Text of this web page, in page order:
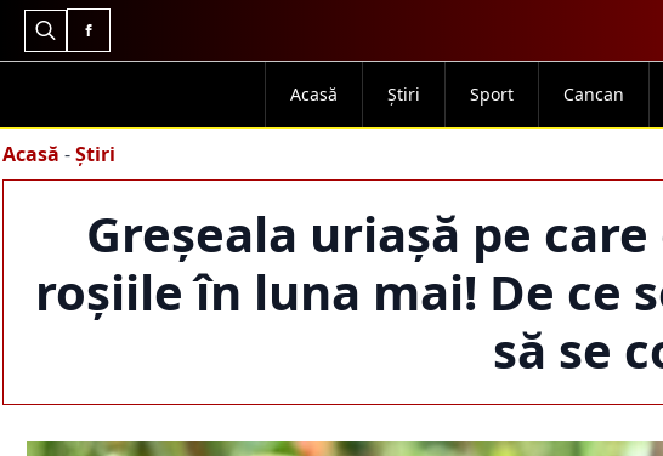
Search
Acasă Știri Sport Cancan
Acasă -Știri
Greșeala uriașă pe
roșiile în luna mai! De ce
să se